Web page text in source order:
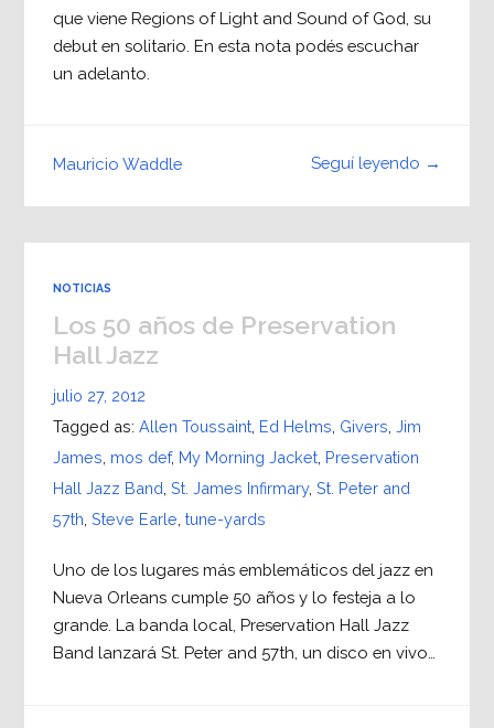
que viene Regions of Light and Sound of God, su
debut en solitario. En esta nota podés escuchar
un adelanto.
Seguí leyendo →
Mauricio Waddle
NOTICIAS
Los 50 años de Preservation
Hall Jazz
julio 27, 2012
Tagged as: Allen Toussaint, Ed Helms Givers Jim
James mos def, My Morning Jacket, Preservation
Hall Jazz Band St. James Infirmary, St. Peter and
57th Steve Earle tune-yards
Uno de los lugares más emblemáticos del jazz en
Nueva Orleans cumple 50 años y lo festeja a lo
grande. La banda local, Preservation Hall Jazz
Band lanzará St. Peter and 57th, un disco en vivo…